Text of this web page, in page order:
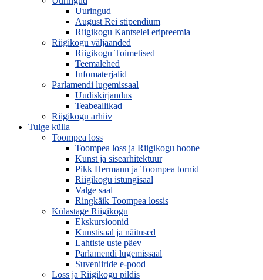
Uuringud
August Rei stipendium
Riigikogu Kantselei eripreemia
Riigikogu väljaanded
Riigikogu Toimetised
Teemalehed
Infomaterjalid
Parlamendi lugemissaal
Uudiskirjandus
Teabeallikad
Riigikogu arhiiv
Tulge külla
Toompea loss
Toompea loss ja Riigikogu hoone
Kunst ja sisearhitektuur
Pikk Hermann ja Toompea tornid
Riigikogu istungisaal
Valge saal
Ringkäik Toompea lossis
Külastage Riigikogu
Ekskursioonid
Kunstisaal ja näitused
Lahtiste uste päev
Parlamendi lugemissaal
Suveniiride e-pood
Loss ja Riigikogu pildis